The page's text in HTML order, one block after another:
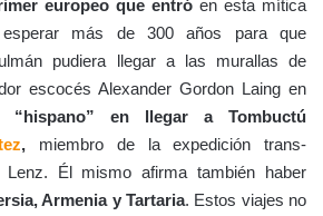
europeo que entró en esta mítica
más de 300 años para que
pudiera llegar a las murallas de
escocés Alexander Gordon Laing en
en llegar a Tombuctú
, miembro de la expedición trans-
Lenz. Él mismo afirma también haber
Armenia y Tartaria. Estos viajes no